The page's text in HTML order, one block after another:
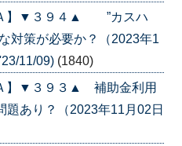
Ａ】▼３９４▲ ”カスハ
対策が必要か？（2023年1
11/09) (1840)
Ａ】▼３９３▲ 補助金利用
題あり？（2023年11月02日